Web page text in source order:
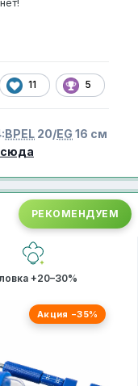
11 5
BPEL 20/EG 16 см
РЕКОМЕНДУЕМ
+20–30%
Акция −35%